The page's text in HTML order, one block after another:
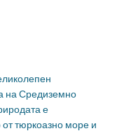
на Средиземно
е
тюркоазно море и